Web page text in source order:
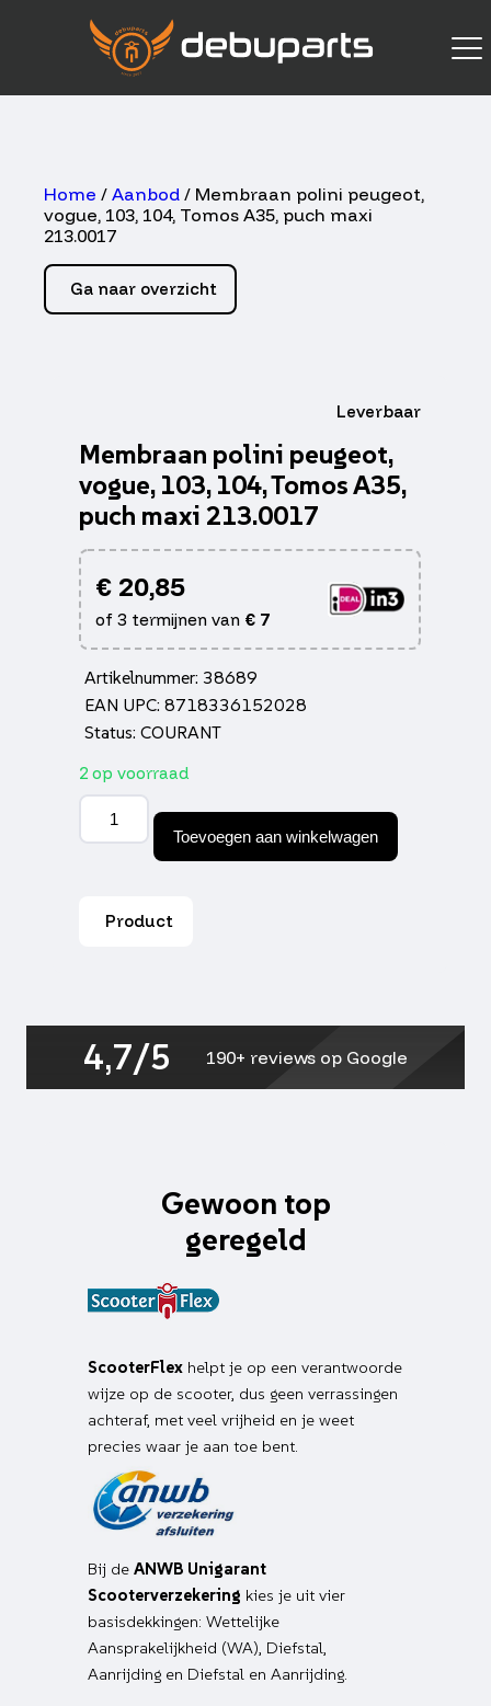
Home / Aanbod / Membraan polini peugeot,
vogue, 103, 104, Tomos A35, puch maxi
213.0017
Ga naar overzicht
Leverbaar
Membraan polini peugeot,
vogue, 103, 104, Tomos A35,
puch maxi 213.0017
€20,85
of 3 termijnen van €7
Artikelnummer: 38689
EAN UPC: 8718336152028
Status: COURANT
2 op voorraad
Membraan
polini
peugeot,
Tomos
aantal
Toevoegen aan winkelwagen
Product
4,7/5 190+ reviews op Google
Gewoon top
geregeld
ScooterFlex helpt je op een verantwoorde
wijze op de scooter, dus geen verrassingen
achteraf, met veel vrijheid en je weet
precies waar je aan toe bent.
Bij de ANWB Unigarant
Scooterverzekering kies je uit vier
basisdekkingen: Wettelijke
Aansprakelijkheid (WA), Diefstal,
Aanrijding en Diefstal en Aanrijding.